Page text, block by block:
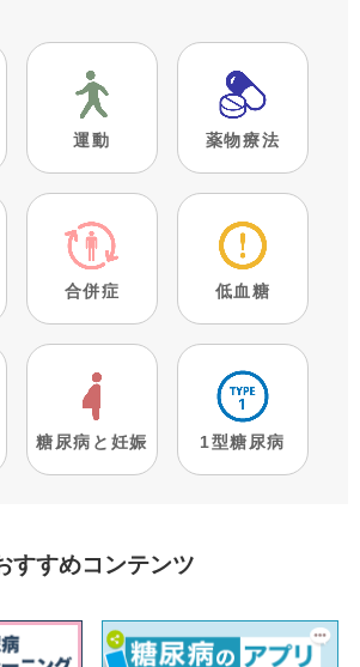
運動 薬物療法
合併症 低血糖
糖尿病と妊娠 1型糖尿病
すすめコンテンツ